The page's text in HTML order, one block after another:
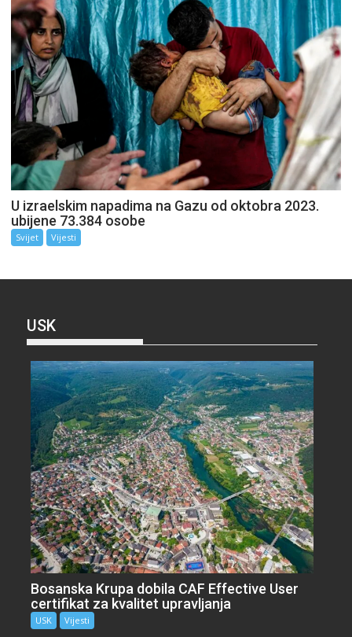
U izraelskim napadima na Gazu od oktobra 2023.
ubijene 73.384 osobe
Svijet Vijesti
USK
Bosanska Krupa dobila CAF Effective User
certifikat za kvalitet upravljanja
USK Vijesti